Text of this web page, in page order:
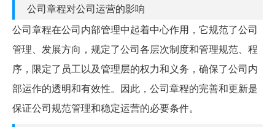
公司章程对公司运营的影响
公司章程在公司内部管理中起着中心作用，它规范了公司
管理、发展方向，规定了公司各层次制度和管理规范、程
序，限定了员工以及管理层的权力和义务，确保了公司内
部运作的透明和有效性。因此，公司章程的完善和更新是
保证公司规范管理和稳定运营的必要条件。